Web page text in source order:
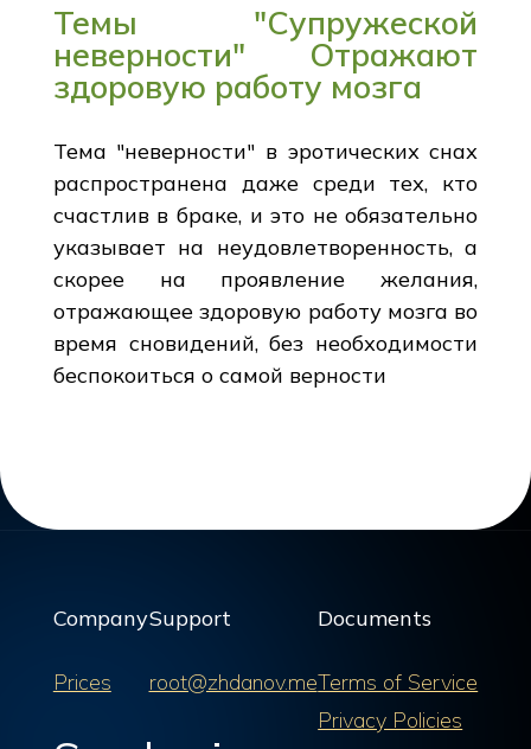
Темы "Супружеской
неверности" Отражают
здоровую работу мозга
Тема "неверности" в эротических снах
распространена даже среди тех, кто
счастлив в браке, и это не обязательно
указывает на неудовлетворенность, а
скорее на проявление желания,
отражающее здоровую работу мозга во
время сновидений, без необходимости
беспокоиться о самой верности
Company
Prices
Support
root@zhdanov.me
Documents
Terms of Service
Privacy Policies